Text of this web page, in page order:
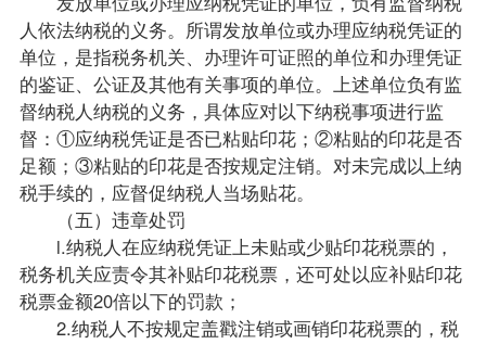
人依法纳税的义务。所谓发放单位或办理应纳税凭证的
单位，是指税务机关、办理许可证照的单位和办理凭证
的鉴证、公证及其他有关事项的单位。上述单位负有监
督纳税人纳税的义务，具体应对以下纳税事项进行监
督：①应纳税凭证是否已粘贴印花；②粘贴的印花是否
足额；③粘贴的印花是否按规定注销。对未完成以上纳
税手续的，应督促纳税人当场贴花。
（五）违章处罚
l.纳税人在应纳税凭证上未贴或少贴印花税票的，
税务机关应责令其补贴印花税票，还可处以应补贴印花
税票金额20倍以下的罚款；
2.纳税人不按规定盖戳注销或画销印花税票的，税